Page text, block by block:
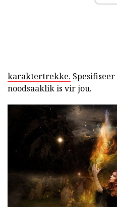
karaktertrekke.
noodsaaklik is vir jou.